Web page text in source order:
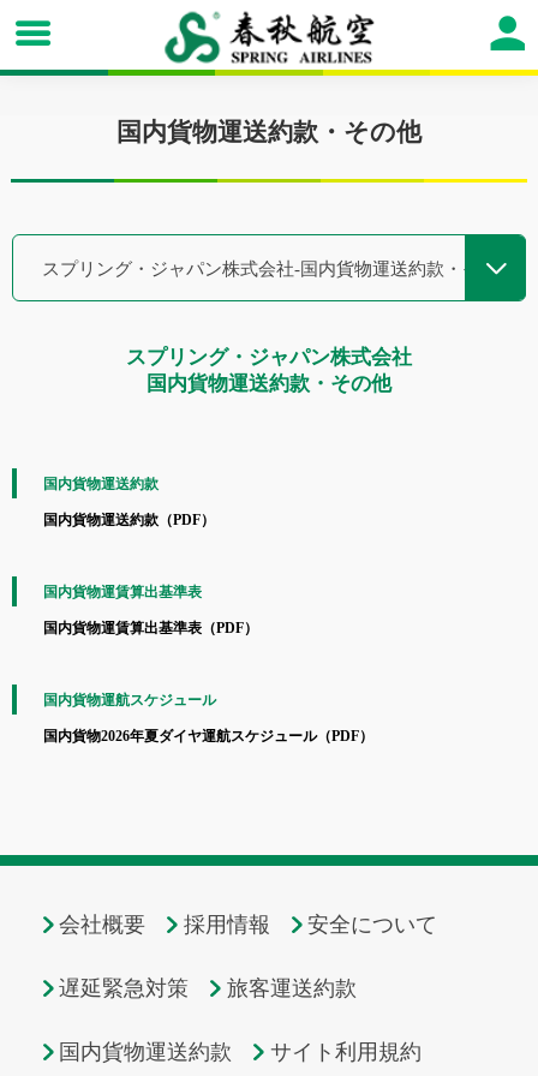
国内貨物運送約款・その他
スプリング・ジャパン株式会社-国内貨物運送約款・その他
スプリング・ジャパン株式会社
国内貨物運送約款・その他
国内貨物運送約款
国内貨物運送約款（PDF）
国内貨物運賃算出基準表
国内貨物運賃算出基準表（PDF）
国内貨物運航スケジュール
国内貨物2026年夏ダイヤ運航スケジュール（PDF）
会社概要 採用情報 安全について
遅延緊急対策 旅客運送約款
国内貨物運送約款 サイト利用規約